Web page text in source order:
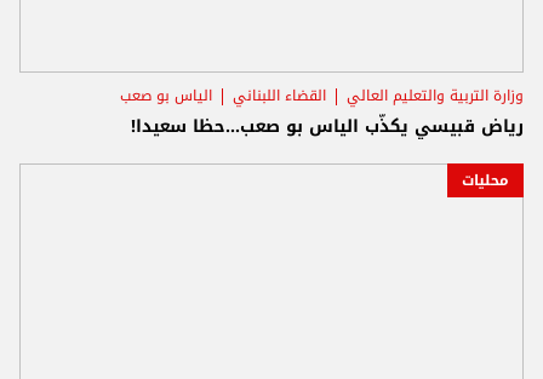
وزارة التربية والتعليم العالي القضاء اللبناني الياس بو صعب
رياض قبيسي يكذّب الياس بو صعب...حظا سعيدا!
محليات